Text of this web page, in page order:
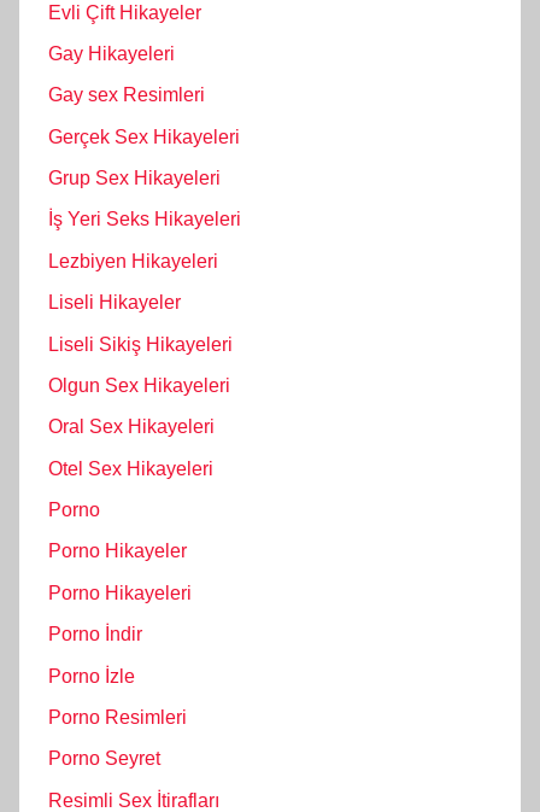
Evli Çift Hikayeler
Gay Hikayeleri
Gay sex Resimleri
Gerçek Sex Hikayeleri
Grup Sex Hikayeleri
İş Yeri Seks Hikayeleri
Lezbiyen Hikayeleri
Liseli Hikayeler
Liseli Sikiş Hikayeleri
Olgun Sex Hikayeleri
Oral Sex Hikayeleri
Otel Sex Hikayeleri
Porno
Porno Hikayeler
Porno Hikayeleri
Porno İndir
Porno İzle
Porno Resimleri
Porno Seyret
Resimli Sex İtirafları